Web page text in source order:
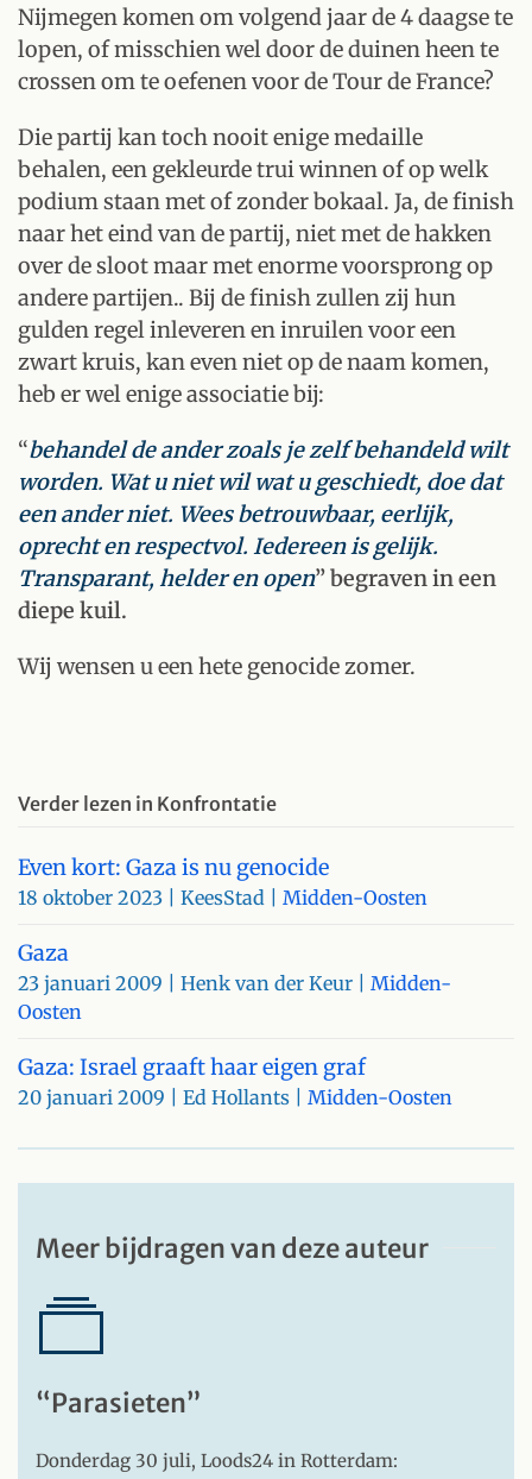
Nijmegen komen om volgend jaar de 4 daagse te
lopen, of misschien wel door de duinen heen te
crossen om te oefenen voor de Tour de France?
Die partij kan toch nooit enige medaille
behalen, een gekleurde trui winnen of op welk
podium staan met of zonder bokaal. Ja, de finish
naar het eind van de partij, niet met de hakken
over de sloot maar met enorme voorsprong op
andere partijen.. Bij de finish zullen zij hun
gulden regel inleveren en inruilen voor een
zwart kruis, kan even niet op de naam komen,
heb er wel enige associatie bij:
“behandel de ander zoals je zelf behandeld wilt
worden. Wat u niet wil wat u geschiedt, doe dat
een ander niet. Wees betrouwbaar, eerlijk,
oprecht en respectvol. Iedereen is gelijk.
Transparant, helder en open”begraven in een
diepe kuil.
Wij wensen u een hete genocide zomer.
Verder lezen in Konfrontatie
Even kort: Gaza is nu genocide
18 oktober 2023 | KeesStad | Midden-Oosten
Gaza
23 januari 2009 | Henk van der Keur | Midden-
Oosten
Gaza: Israel graaft haar eigen graf
20 januari 2009 | Ed Hollants | Midden-Oosten
Meer bijdragen van deze auteur
“Parasieten”
Donderdag 30 juli, Loods24 in Rotterdam: